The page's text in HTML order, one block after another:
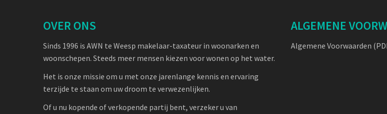
OVER ONS
Sinds 1996 is AWN te Weesp makelaar-taxateur in woonarken en
woonschepen. Steeds meer mensen kiezen voor wonen op het water.
Het is onze missie om u met onze jarenlange kennis en ervaring
terzijde te staan om uw droom te verwezenlijken.
Of u nu kopende of verkopende partij bent, verzeker u van
ALGEMENE
Algemene Voorwaarden